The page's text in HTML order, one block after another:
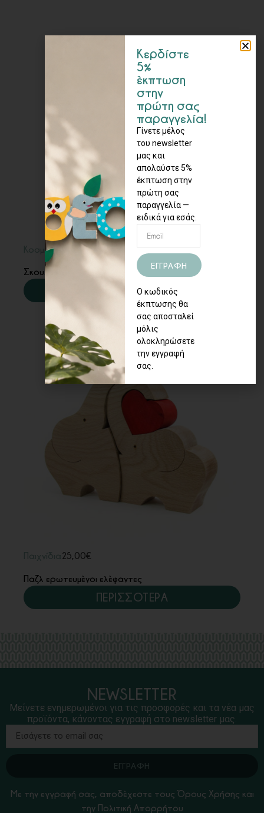
Κοσμήματα 12,00€
Σκουλαρίκια μέλισσες
ΠΕΡΙΣΣΟΤΕΡΑ
25,00€
Παζλ ερωτευμένοι ελέφαντες
ΠΕΡΙΣΣΟΤΕΡΑ
NEWSLETTER
Μείνετε ενημερωμένοι για τις προσφορές και τα νέα μας
προϊόντα, κάνοντας εγγραφή στο newsletter μας.
ΕΓΓΡΑΦΗ
Με την εγγραφή σας, αποδέχεστε τους Όρους Χρήσης και
την Πολιτική Απορρήτου
Κερδίστε
5%
έκπτωση
στην
πρώτη σας
παραγγελία!
Γίνετε μέλος
του newsletter
μας και
απολαύστε 5%
έκπτωση στην
πρώτη σας
παραγγελία —
ειδικά για εσάς.
ΕΓΓΡΑΦΗ
Ο κωδικός
έκπτωσης θα
σας αποσταλεί
μόλις
ολοκληρώσετε
την εγγραφή
σας.